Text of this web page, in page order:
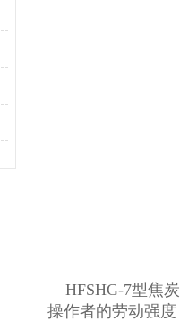
HFSHG-7型焦
操作者的劳动强